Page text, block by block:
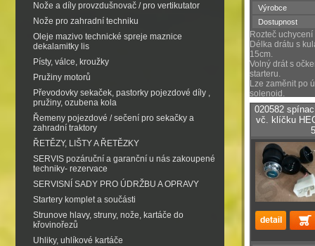
Nože a díly provzdušnovač / pro vertikutator
Nože pro zahradní techniku
Oleje mazivo technické spreje maznice
dekalamitky lis
Písty, válce, kroužky
Pružiny motorů
Převodovky sekaček, pastorky pojezdové díly ,
pružiny, ozubena kola
Řemeny pojezdové / sečení pro sekačky a
zahradní traktory
ŘETĚZY, LIŠTY A ŘETĚZKY
SERVIS pozáruční a garanční u nás zakoupené
techniky- rezervace
SERVISNÍ SADY PRO ÚDRŽBU A OPRAVY
Startery komplet a součásti
Strunove hlavy, struny, nože, kartáče do
křovinořezů
Uhliky, uhlíkové kartáče
Výrobce
Dostupnost
Rozteč uchycení
Délka drátu s
15cm.
Volný drát s
starteru.
Lze zaměnit po
solenoid.
020582
vč. klíčku